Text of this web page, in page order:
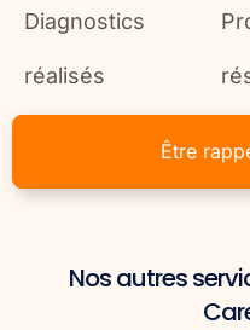
Diagnostics
réalisés
Être
Nos autres